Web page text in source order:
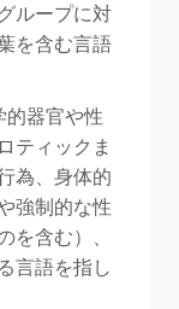
ループに対
を含む言語
的器官や性
ティックま
為、身体的
強制的な性
を含む）、
言語を指し